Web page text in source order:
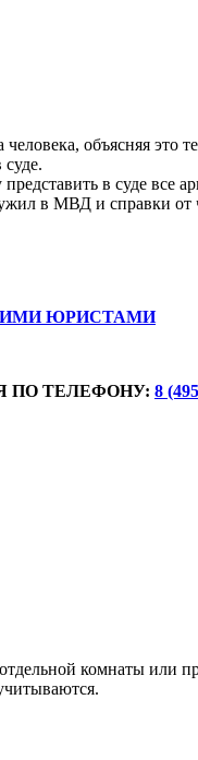
объясняя это
в суде все
в МВД и справки
ЮРИСТАМИ
ПО ТЕЛЕФОНУ: 8
комнаты или